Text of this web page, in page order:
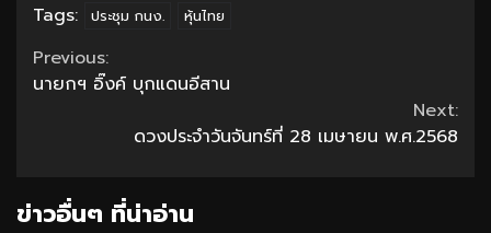
Tags: ประชุม กนง. หุ้นไทย
Continue
Reading
Previous:
นายกฯ อิ๊งค์ บุกแดนอีสาน
Next:
ดวงประจำวันจันทร์ที่ 28 เมษายน พ.ศ.2568
ข่าวอื่นๆ ที่น่าอ่าน